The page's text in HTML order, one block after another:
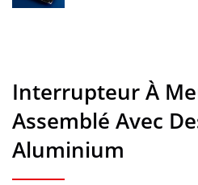
Interrupteur À
Assemblé Avec
Aluminium